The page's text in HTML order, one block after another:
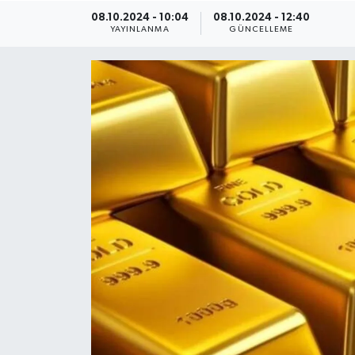
08.10.2024 - 10:04
YAYINLANMA
08.10.2024 - 12:40
GÜNCELLEME